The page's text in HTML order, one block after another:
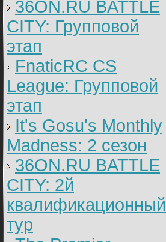
36ON.RU BATTLE
CITY: Групповой
этап
FnaticRC CS
League: Групповой
этап
It's Gosu's Monthly
Madness: 2 сезон
36ON.RU BATTLE
CITY: 2й
квалификационный
тур